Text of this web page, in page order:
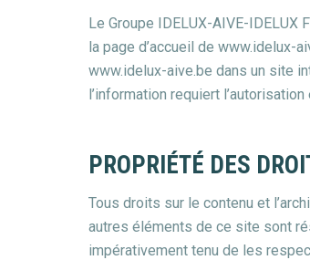
Le Groupe IDELUX-AIVE-
la page d’accueil de www.idelux-
www.idelux-aive.be dans un site
l’information requiert
PROPRIÉTÉ DES
Tous droits sur le contenu et
autres éléments de ce site sont
impérativement tenu de les